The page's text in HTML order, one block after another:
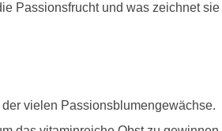
Passionsfrucht und was zeichnet sie
vielen Passionsblumengewächse.